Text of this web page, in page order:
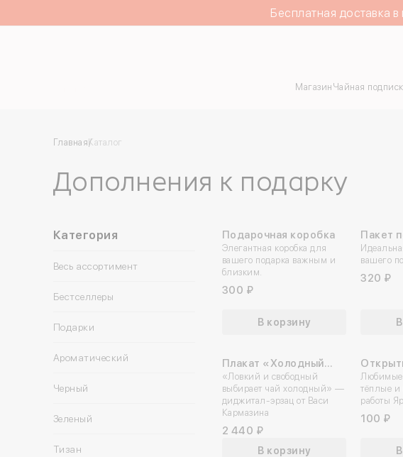
Бесплатная доставка
Магазин Чайная
Главная Каталог
Дополнения к подарку
Категория
Весь ассортимент
Бестселлеры
Подарки
Ароматический
Черный
Зеленый
Тизан
Подарочная коробка
Элегантная коробка для
вашего подарка важным и
близким.
300 ₽
В корзину
Пакет
вашего
320 ₽
Плакат «Холодный
чай» A2
«Ловкий и свободный
выбирает чай холодный» —
диджитал-эрзац от Васи
Кармазина
2 440 ₽
В корзину
Любимые
тёплые и
работы
100 ₽